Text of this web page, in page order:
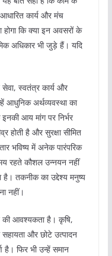
कार्य और मंच
कि क्या इन अवसरों के
अधिकार भी जुड़े हैं। यदि
स्वतंत्र कार्य और
आधुनिक अर्थव्यवस्था का
आय मांग पर निर्भर
होती है और सुरक्षा सीमित
भविष्य में अनेक पारंपरिक
रहते कौशल उन्नयन नहीं
है। तकनीक का उद्देश्य मनुष्य
नहीं।
की आवश्यकता है। कृषि,
सहायता और छोटे उत्पादन
है। फिर भी उन्हें समान